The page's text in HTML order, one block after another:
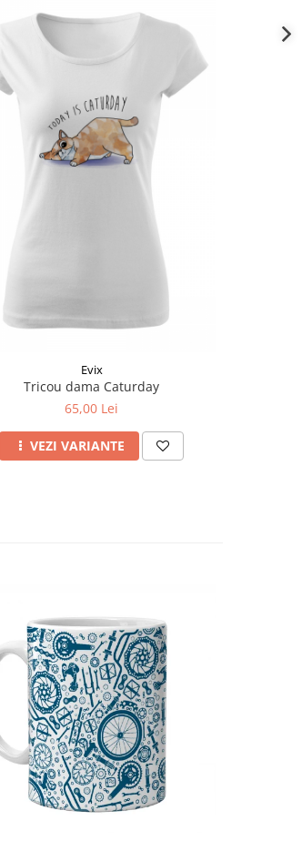
Evix
Tricou dama Caturday
65,00 Lei
VEZI VARIANTE